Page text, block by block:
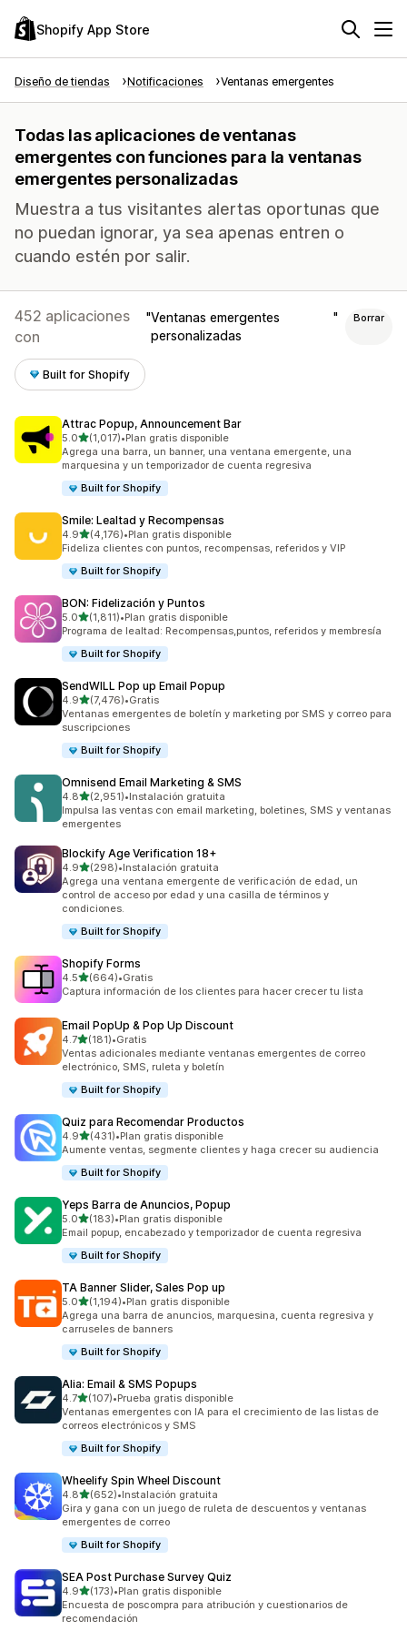
Shopify App Store
Diseño de tiendas Notificaciones Ventanas emergentes
Todas las aplicaciones de ventanas
emergentes con funciones para la ventanas
emergentes personalizadas
Muestra a tus visitantes alertas oportunas que
no puedan ignorar, ya sea apenas entren o
cuando estén por salir.
452 aplicaciones
con
Ventanas emergentes
personalizadas
Borrar
Built for Shopify
Attrac Popup, Announcement Bar
5.0de 5 estrellas
(1,017)
1017 reseñas en total
•Plan gratis disponible
Agrega una barra, un banner, una ventana emergente, una
marquesina y un temporizador de cuenta regresiva
Built for Shopify
Smile: Lealtad y Recompensas
4.9de 5 estrellas
(4,176)
4176 reseñas en total
•Plan gratis disponible
Fideliza clientes con puntos, recompensas, referidos y VIP
Built for Shopify
BON: Fidelización y Puntos
5.0de 5 estrellas
(1,811)
1811 reseñas en total
•Plan gratis disponible
Programa de lealtad: Recompensas,puntos, referidos y membresía
Built for Shopify
SendWILL Pop up Email Popup
4.9de 5 estrellas
(7,476)
7476 reseñas en total
•Gratis
Ventanas emergentes de boletín y marketing por SMS y correo para
suscripciones
Built for Shopify
Omnisend Email Marketing & SMS
4.8de 5 estrellas
(2,951)
2951 reseñas en total
•Instalación gratuita
Impulsa las ventas con email marketing, boletines, SMS y ventanas
emergentes
Blockify Age Verification 18+
4.9de 5 estrellas
(298)
298 reseñas en total
•Instalación gratuita
Agrega una ventana emergente de verificación de edad, un
control de acceso por edad y una casilla de términos y
condiciones.
Built for Shopify
Shopify Forms
4.5de 5 estrellas
(664)
664 reseñas en total
•Gratis
Captura información de los clientes para hacer crecer tu lista
Email PopUp & Pop Up Discount
4.7de 5 estrellas
(181)
181 reseñas en total
•Gratis
Ventas adicionales mediante ventanas emergentes de correo
electrónico, SMS, ruleta y boletín
Built for Shopify
Quiz para Recomendar Productos
4.9de 5 estrellas
(431)
431 reseñas en total
•Plan gratis disponible
Aumente ventas, segmente clientes y haga crecer su audiencia
Built for Shopify
Yeps Barra de Anuncios, Popup
5.0de 5 estrellas
(183)
183 reseñas en total
•Plan gratis disponible
Email popup, encabezado y temporizador de cuenta regresiva
Built for Shopify
TA Banner Slider, Sales Pop up
5.0de 5 estrellas
(1,194)
1194 reseñas en total
•Plan gratis disponible
Agrega una barra de anuncios, marquesina, cuenta regresiva y
carruseles de banners
Built for Shopify
Alia: Email & SMS Popups
4.7de 5 estrellas
(107)
107 reseñas en total
•Prueba gratis disponible
Ventanas emergentes con IA para el crecimiento de las listas de
correos electrónicos y SMS
Built for Shopify
Wheelify Spin Wheel Discount
4.8de 5 estrellas
(652)
652 reseñas en total
•Instalación gratuita
Gira y gana con un juego de ruleta de descuentos y ventanas
emergentes de correo
Built for Shopify
SEA Post Purchase Survey Quiz
4.9de 5 estrellas
(173)
173 reseñas en total
•Plan gratis disponible
Encuesta de poscompra para atribución y cuestionarios de
recomendación